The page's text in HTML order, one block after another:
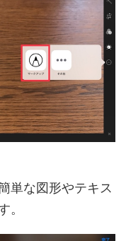
単な図形やテキス
。